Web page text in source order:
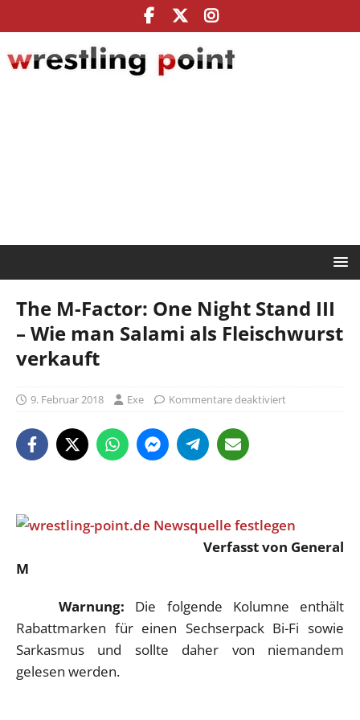
The M-Factor: One Night Stand III
– Wie man Salami als Fleischwurst
verkauft
9. Februar 2018 Exe Kommentare deaktiviert
Verfasst von General
M
Warnung: Die folgende Kolumne enthält
Rabattmarken für einen Sechserpack Bi-Fi sowie
Sarkasmus und sollte daher von niemandem
gelesen werden.